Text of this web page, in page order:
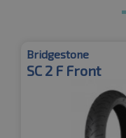
Bridgestone
SC 2 F Front